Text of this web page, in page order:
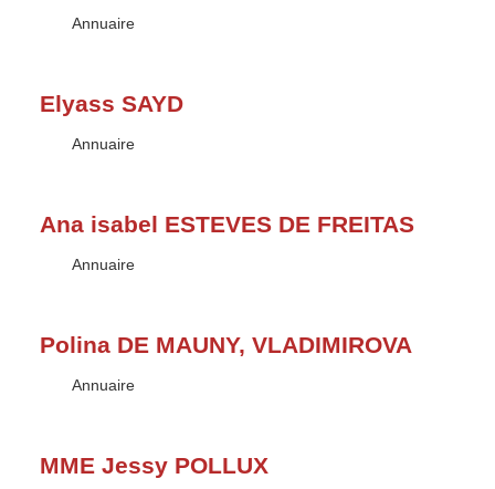
Type :
Annuaire
Elyass SAYD
Type :
Annuaire
Ana isabel ESTEVES DE FREITAS
Type :
Annuaire
Polina DE MAUNY, VLADIMIROVA
Type :
Annuaire
MME Jessy POLLUX